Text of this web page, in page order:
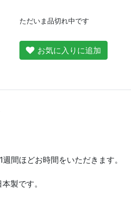
ただいま品切れ中です
お気に入りに追加
間ほどお時間をいただきます。
製です。